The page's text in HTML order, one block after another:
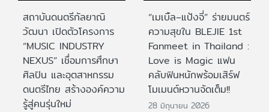
สถาบันดนตรีกัลยาณิ
วัฒนา เปิดตัวโครงการ
“MUSIC INDUSTRY
NEXUS” เชื่อมการศึกษา
ศิลปิน และอุตสาหกรรม
ดนตรีไทย สร้างองค์ความ
รู้สู่คนรุ่นใหม่
“เมเบิ้ล–แป้งจี่” ร่ายมนตร์
ความสุขใน BLEJIE 1st
Fanmeet in Thailand :
Love is Magic แฟน
คลับฟินหนักพร้อมเสิร์ฟ
โมเมนต์หวานจัดเต็ม!!
28 มิถุนายน 2026